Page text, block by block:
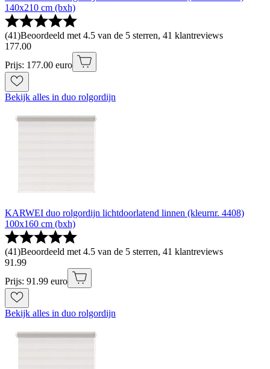
140x210 cm (bxh)
(41)Beoordeeld met 4.5 van de 5 sterren, 41 klantreviews
177.00
Prijs: 177.00 euro
Bekijk alles in duo rolgordijn
KARWEI duo rolgordijn lichtdoorlatend linnen (kleurnr. 4408)
100x160 cm (bxh)
(41)Beoordeeld met 4.5 van de 5 sterren, 41 klantreviews
91.99
Prijs: 91.99 euro
Bekijk alles in duo rolgordijn